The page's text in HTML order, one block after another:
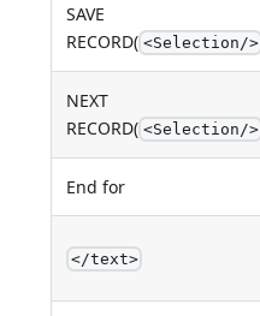
SAVE
RECORD( <Selection/>
NEXT
RECORD( <Selection/>
End for
</text>